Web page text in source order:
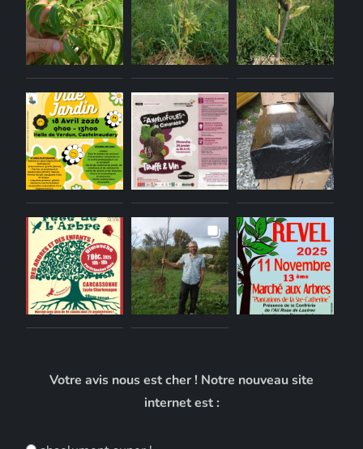
Votre avis nous est cher ! Notre nouveau site
internet est :